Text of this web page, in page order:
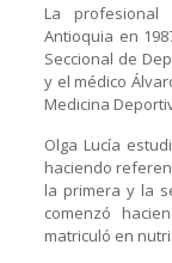
La profesional
Antioquia en
Seccional de
y el médico
Medicina
Olga Lucía
haciendo
la primera y la
comenzó
matriculó en